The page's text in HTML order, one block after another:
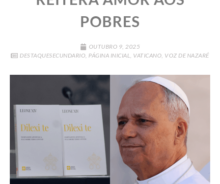
POBRES
OUTUBRO 9, 2025
DESTAQUESECUNDARIO, PÁGINA INICIAL, VATICANO, VOZ DE NAZARÉ